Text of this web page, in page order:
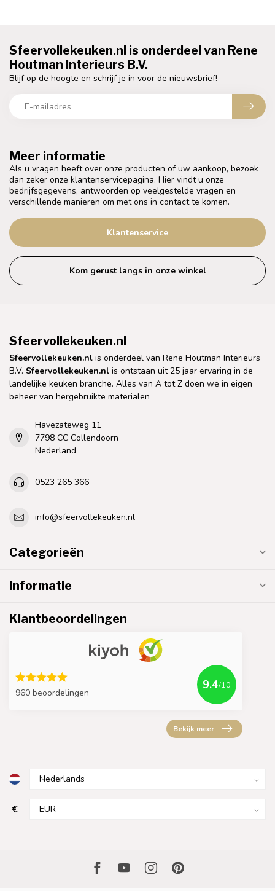
Meer informatie
Als u vragen heeft over onze producten of uw aankoop, bezoek
dan zeker onze klantenservicepagina. Hier vindt u onze
bedrijfsgegevens, antwoorden op veelgestelde vragen en
verschillende manieren om met ons in contact te komen.
Klantenservice
Kom gerust langs in onze winkel
Sfeervollekeuken.nl is onderdeel van Rene
Houtman Interieurs B.V.
Blijf op de hoogte en schrijf je in voor de nieuwsbrief!
Sfeervollekeuken.nl
Sfeervollekeuken.nl is onderdeel van Rene Houtman Interieurs
B.V. Sfeervollekeuken.nl is ontstaan uit 25 jaar ervaring in de
landelijke keuken branche. Alles van A tot Z doen we in eigen
beheer van hergebruikte materialen
Havezateweg 11
7798 CC Collendoorn
Nederland
0523 265 366
info@sfeervollekeuken.nl
Categorieën
Informatie
Klantbeoordelingen
960 beoordelingen
9.4/10
Bekijk meer
€